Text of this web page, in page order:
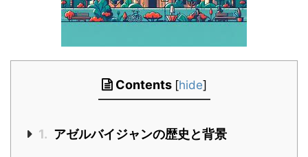
Contents [hide]
1. アゼルバイジャンの歴史と背景